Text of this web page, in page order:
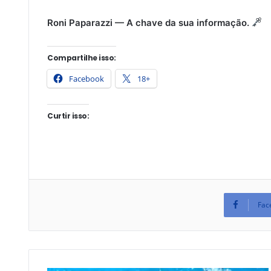
Roni Paparazzi — A chave da sua informação.
Compartilhe isso:
Facebook 18+
Curtir isso: